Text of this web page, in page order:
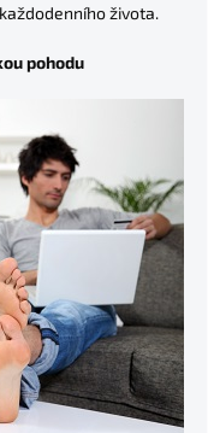
života.
pohodu